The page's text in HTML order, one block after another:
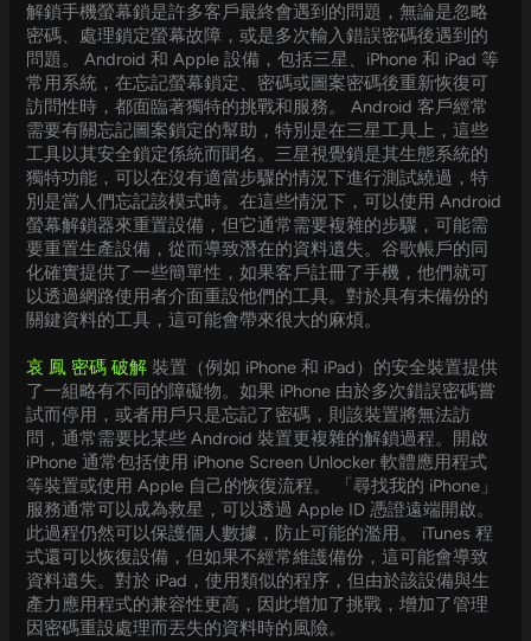
解鎖手機螢幕鎖是許多客戶最終會遇到的問題，無論是忽略
密碼、處理鎖定螢幕故障，或是多次輸入錯誤密碼後遇到的
問題。 Android 和 Apple 設備，包括三星、iPhone 和 iPad 等
常用系統，在忘記螢幕鎖定、密碼或圖案密碼後重新恢復可
訪問性時，都面臨著獨特的挑戰和服務。 Android 客戶經常
需要有關忘記圖案鎖定的幫助，特別是在三星工具上，這些
工具以其安全鎖定係統而聞名。三星視覺鎖是其生態系統的
獨特功能，可以在沒有適當步驟的情況下進行測試繞過，特
別是當人們忘記該模式時。在這些情況下，可以使用 Android
螢幕解鎖器來重置設備，但它通常需要複雜的步驟，可能需
要重置生產設備，從而導致潛在的資料遺失。谷歌帳戶的同
化確實提供了一些簡單性，如果客戶註冊了手機，他們就可
以透過網路使用者介面重設他們的工具。對於具有未備份的
關鍵資料的工具，這可能會帶來很大的麻煩。
哀 鳳 密碼 破解 裝置（例如 iPhone 和 iPad）的安全裝置提供
了一組略有不同的障礙物。如果 iPhone 由於多次錯誤密碼嘗
試而停用，或者用戶只是忘記了密碼，則該裝置將無法訪
問，通常需要比某些 Android 裝置更複雜的解鎖過程。開啟
iPhone 通常包括使用 iPhone Screen Unlocker 軟體應用程式
等裝置或使用 Apple 自己的恢復流程。 「尋找我的 iPhone」
服務通常可以成為救星，可以透過 Apple ID 憑證遠端開啟。
此過程仍然可以保護個人數據，防止可能的濫用。 iTunes 程
式還可以恢復設備，但如果不經常維護備份，這可能會導致
資料遺失。對於 iPad，使用類似的程序，但由於該設備與生
產力應用程式的兼容性更高，因此增加了挑戰，增加了管理
因密碼重設處理而丟失的資料時的風險。